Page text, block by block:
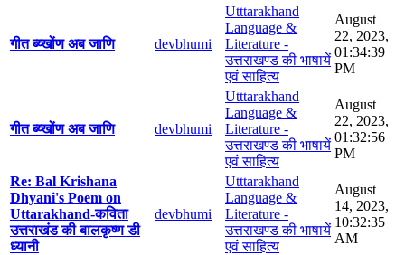
गीत ब्य्खोंण अब जाणि devbhumi
Utttarakhand
Language &
Literature -
उत्तराखण्ड की भाषायें
एवं साहित्य
August
22, 2023,
01:34:39
PM
गीत ब्य्खोंण अब जाणि devbhumi
Utttarakhand
Language &
Literature -
उत्तराखण्ड की भाषायें
एवं साहित्य
August
22, 2023,
01:32:56
PM
Re: Bal Krishana
Dhyani's Poem on
Uttarakhand-कविता
उत्तराखंड की बालकृष्ण डी
ध्यानी
devbhumi
Utttarakhand
Language &
Literature -
उत्तराखण्ड की भाषायें
एवं साहित्य
August
14, 2023,
10:32:35
AM